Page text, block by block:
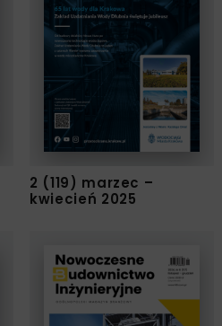
2 (119) marzec –
kwiecień 2025